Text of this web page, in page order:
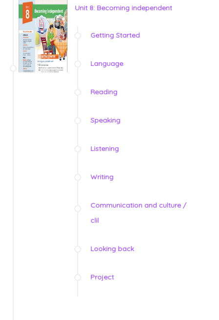
Unit 8: Becoming independent
Getting Started
Language
Reading
Speaking
Listening
Writing
Communication and culture /
clil
Looking back
Project